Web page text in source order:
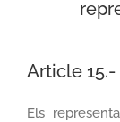
Article 15.-
Els